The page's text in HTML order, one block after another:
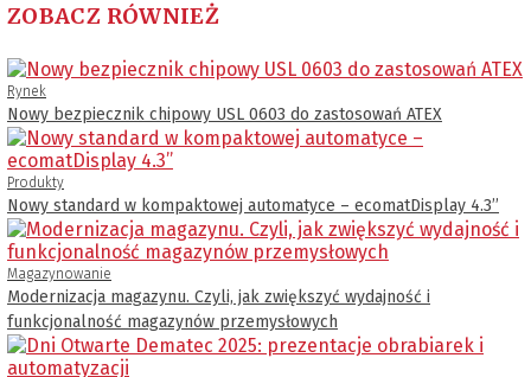
ZOBACZ RÓWNIEŻ
Rynek
Nowy bezpiecznik chipowy USL 0603 do zastosowań ATEX
Produkty
Nowy standard w kompaktowej automatyce – ecomatDisplay 4.3’’
Magazynowanie
Modernizacja magazynu. Czyli, jak zwiększyć wydajność i
funkcjonalność magazynów przemysłowych